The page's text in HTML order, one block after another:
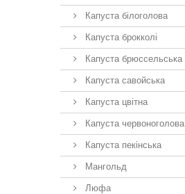
Капуста білоголова
Капуста брокколі
Капуста брюссельська
Капуста савойська
Капуста цвітна
Капуста червоноголова
Капуста пекінська
Мангольд
Люфа